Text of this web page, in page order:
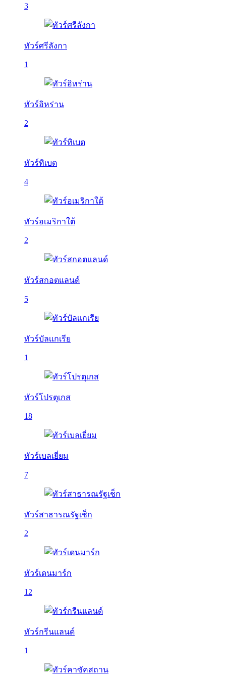
3
ทัวร์ศรีลังกา
1
ทัวร์อิหร่าน
2
ทัวร์ทิเบต
4
ทัวร์อเมริกาใต้
2
ทัวร์สกอตแลนด์
5
ทัวร์บัลเเกเรีย
1
ทัวร์โปรตุเกส
18
ทัวร์เบลเยี่ยม
7
ทัวร์สาธารณรัฐเช็ก
2
ทัวร์เดนมาร์ก
12
ทัวร์กรีนแลนด์
1